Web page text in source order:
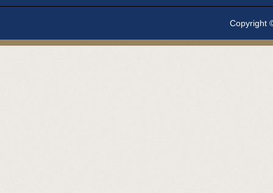
Copyright